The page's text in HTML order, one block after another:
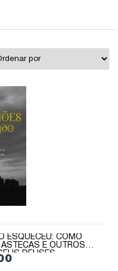
ESQUECEU: COMO
ASTECAS E OUTROS
DEUSES